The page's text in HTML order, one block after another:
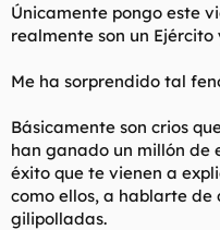
Únicamente pongo este
realmente son un Ejército
Me ha sorprendido tal
Básicamente son crios
han ganado un millón de
éxito que te vienen a
como ellos, a hablarte de
gilipolladas.